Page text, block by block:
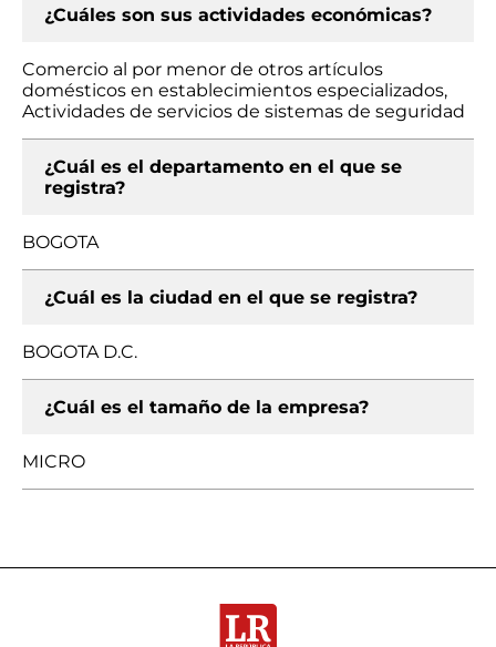
¿Cuáles son sus actividades económicas?
Comercio al por menor de otros artículos
domésticos en establecimientos especializados,
Actividades de servicios de sistemas de seguridad
¿Cuál es el departamento en el que se
registra?
BOGOTA
¿Cuál es la ciudad en el que se registra?
BOGOTA D.C.
¿Cuál es el tamaño de la empresa?
MICRO